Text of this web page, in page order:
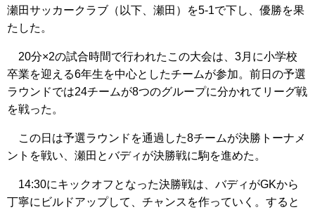
瀬田サッカークラブ（以下、瀬田）を5-1で下し、優勝を果
たした。
20分×2の試合時間で行われたこの大会は、3月に小学校
卒業を迎える6年生を中心としたチームが参加。前日の予選
ラウンドでは24チームが8つのグループに分かれてリーグ戦
を戦った。
この日は予選ラウンドを通過した8チームが決勝トーナメ
ントを戦い、瀬田とバディが決勝戦に駒を進めた。
14:30にキックオフとなった決勝戦は、バディがGKから
丁寧にビルドアップして、チャンスを作っていく。すると